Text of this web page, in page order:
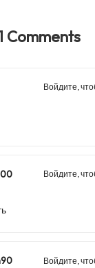
Comments
Войдите,
Войдите,
Войдите,